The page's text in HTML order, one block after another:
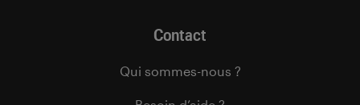
Contact
Qui sommes-nous ?